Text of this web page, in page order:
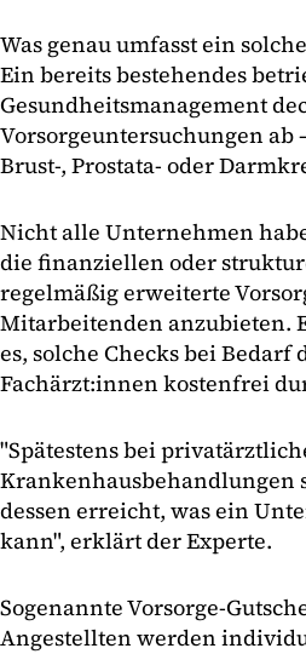
Was genau umfasst ein
Ein bereits bestehendes
Gesundheitsmanagement
Vorsorgeuntersuchungen ab
Brust-, Prostata- oder
Nicht alle Unternehmen
die finanziellen oder
regelmäßig erweiterte
Mitarbeitenden anzubieten.
es, solche Checks bei Bedarf
Fachärzt:innen kostenfrei
"Spätestens bei
Krankenhausbehandlungen
dessen erreicht, was ein
kann", erklärt der Experte.
Sogenannte Vorsorge-
Angestellten werden